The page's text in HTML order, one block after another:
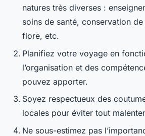
natures très diverses :
soins de santé, conservation
flore, etc.
Planifiez votre voyage en
l’organisation et des
pouvez apporter.
Soyez respectueux des
locales pour éviter tout
Ne sous-estimez pas